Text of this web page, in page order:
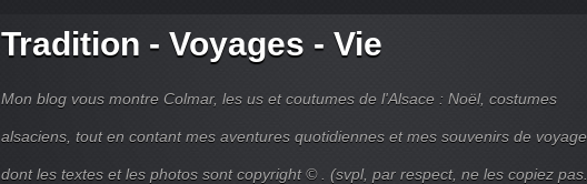
Tradition - Voyages - Vie
Mon blog vous montre Colmar, les us et coutumes de l'Alsace : Noël, costumes
alsaciens, tout en contant mes aventures quotidiennes et mes souvenirs de
dont les textes et les photos sont copyright © . (svpl, par respect, ne les copiez pas.